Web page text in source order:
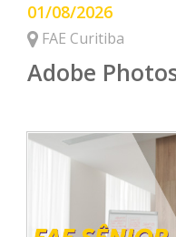
01/08/2026
FAE Curitiba
Adobe